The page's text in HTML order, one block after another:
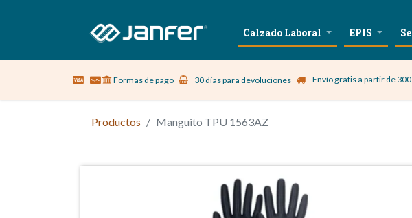
Sobre nosotros Vestuario Laboral Calzado Laboral EPIS
Formas de pago 30 días para devoluciones Envío gratis a partir de
Productos Manguito TPU 1563AZ